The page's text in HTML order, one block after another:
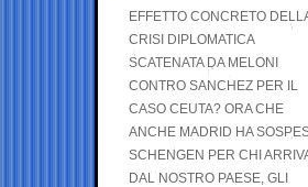
EFFETTO CONCRETO
CRISI DIPLOMATICA
SCATENATA DA MELONI
CONTRO SANCHEZ PER IL
CASO CEUTA? ORA CHE
ANCHE MADRID HA
SCHENGEN PER CHI
DAL NOSTRO PAESE, GLI